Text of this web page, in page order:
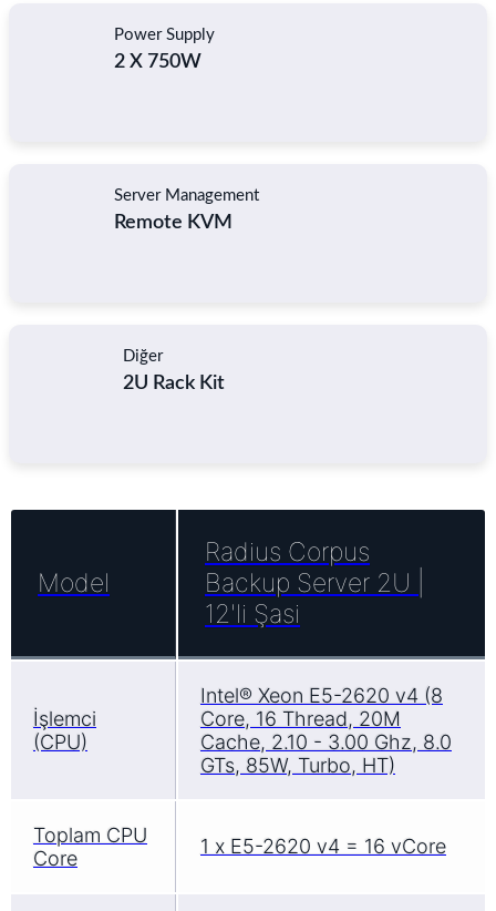
Power Supply
2 X 750W
Server Management
Remote KVM
Diğer
2U Rack Kit
Model
Radius Corpus
Backup Server 2U |
12'li Şasi
İşlemci
(CPU)
Intel® Xeon E5-2620 v4 (8
Core, 16 Thread, 20M
Cache, 2.10 - 3.00 Ghz, 8.0
GTs, 85W, Turbo, HT)
Toplam CPU
Core
1 x E5-2620 v4 = 16 vCore